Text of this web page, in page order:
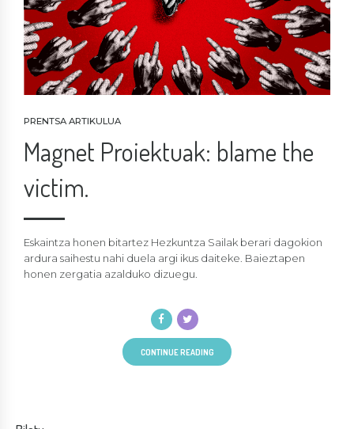
PRENTSA ARTIKULUA
Magnet Proiektuak: blame the
victim.
Eskaintza honen bitartez Hezkuntza Sailak berari dagokion
ardura saihestu nahi duela argi ikus daiteke. Baieztapen
honen zergatia azalduko dizuegu.
CONTINUE READING